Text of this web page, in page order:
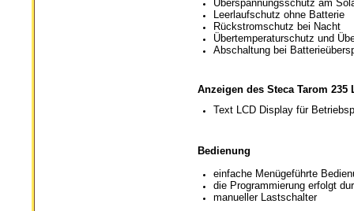
Überspannungsschutz am
Leerlaufschutz ohne Batterie
Rückstromschutz bei Nacht
Übertemperaturschutz und
Abschaltung bei
Anzeigen des Steca Tarom 235
Text LCD Display für
Bedienung
einfache Menügeführte
die Programmierung erfolgt
manueller Lastschalter